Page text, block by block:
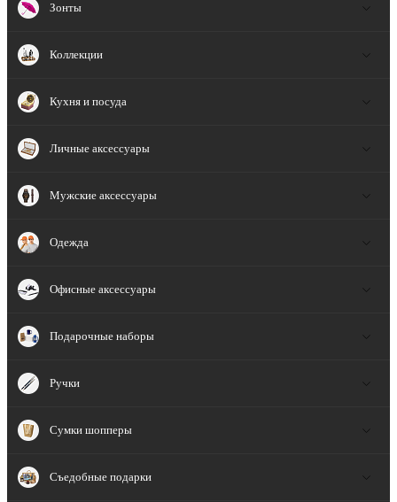
Зонты
Коллекции
Кухня и посуда
Личные аксессуары
Мужские аксессуары
Одежда
Офисные аксессуары
Подарочные наборы
Ручки
Сумки шопперы
Съедобные подарки